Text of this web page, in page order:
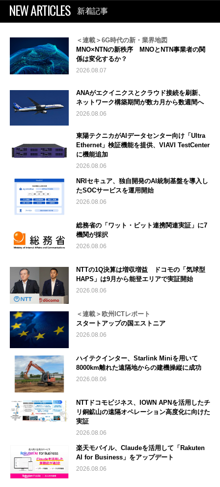
NEW ARTICLES 新着記事
＜連載＞6G時代の新・業界地図
MNO×NTNの新秩序 MNOとNTN事業者の関
係は変化するか？
2026.08.07
ANAがエクイニクスとクラウド接続を刷新、
ネットワーク構築期間が数カ月から数週間へ
2026.08.06
東陽テクニカがAIデータセンター向け「Ultra
Ethernet」検証機能を提供、VIAVI TestCenter
に機能追加
2026.08.06
NRIセキュア、独自開発のAI統制基盤を導入し
たSOCサービスを運用開始
2026.08.06
総務省の「ワット・ビット連携関連実証」に7
機関が採択
2026.08.06
NTTの1Q決算は増収増益 ドコモの「気球型
HAPS」は9月から能登エリアで実証開始
2026.08.06
＜連載＞欧州ICTレポート
スタートアップの国エストニア
2026.08.06
ハイテクインター、Starlink Miniを用いて
8000km離れた遠隔地からの建機操縦に成功
2026.08.06
NTTドコモビジネス、IOWN APNを活用したチ
リ銅鉱山の遠隔オペレーション高度化に向けた
実証
2026.08.06
楽天モバイル、Claudeを活用して「Rakuten
AI for Business」をアップデート
2026.08.06